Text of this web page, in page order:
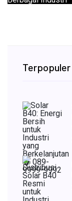
Terpopuler